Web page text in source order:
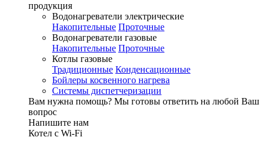
продукция
Водонагреватели электрические
Накопительные Проточные
Водонагреватели газовые
Накопительные Проточные
Котлы газовые
Традиционные Конденсационные
Бойлеры косвенного нагрева
Системы диспетчеризации
Вам нужна помощь? Мы готовы ответить на любой Ваш
вопрос
Напишите нам
Котел с Wi-Fi